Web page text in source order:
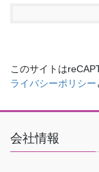
このサイトは
ライバシーポリシー
会社情報